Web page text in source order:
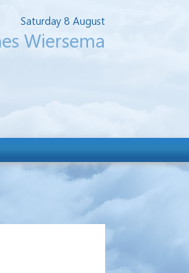
Saturday 8 August
Wiersema